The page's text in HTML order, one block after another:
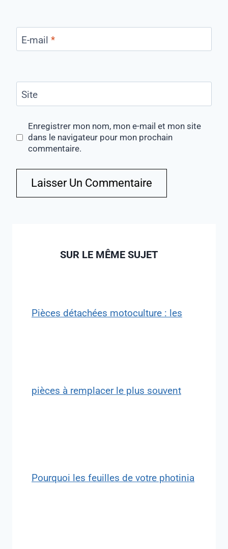
E-mail *
Site
Enregistrer mon nom, mon e-mail et mon site
dans le navigateur pour mon prochain
commentaire.
SUR LE MÊME SUJET
Pièces détachées motoculture : les
pièces à remplacer le plus souvent
Pourquoi les feuilles de votre photinia